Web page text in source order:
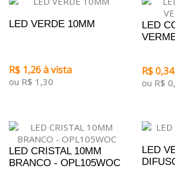
LED VERDE 10MM
R$ 1,26 à vista
ou R$ 1,30
LED
R$
ou R$
LED CRISTAL 10MM
BRANCO - OPL105WOC
LED